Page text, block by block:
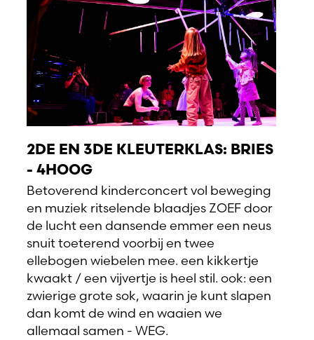
2DE EN 3DE KLEUTERKLAS: BRIES
- 4HOOG
Betoverend kinderconcert vol beweging
en muziek ritselende blaadjes ZOEF door
de lucht een dansende emmer een neus
snuit toeterend voorbij en twee
ellebogen wiebelen mee. een kikkertje
kwaakt / een vijvertje is heel stil. ook: een
zwierige grote sok, waarin je kunt slapen
dan komt de wind en waaien we
allemaal samen - WEG.